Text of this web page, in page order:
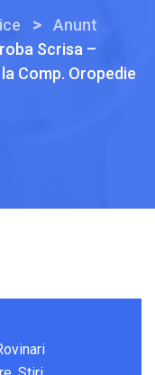
>
Anunt
Scrisa –
Comp. Oropedie